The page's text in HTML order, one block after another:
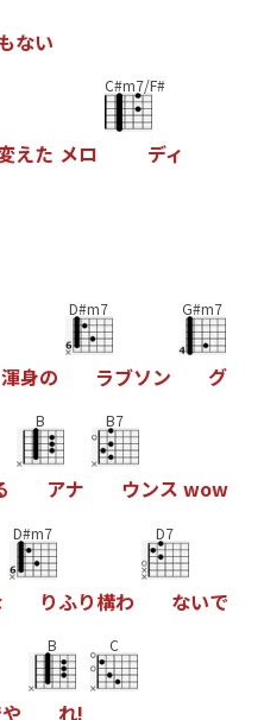
ない
えた メロ
C#m7/F#
ディ
渾身の
D#m7
ラブソン
G#m7
グ
B
アナ
B7
ウンス wow
D#m7
りふり構わ
D7
ないで
や
B
れ!
C